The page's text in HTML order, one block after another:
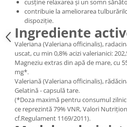
Pentru antrenament
Mama si copilul
Produse pentru copii
Sarcina si alaptare
Ceaiuri Maté
Cafea verde
Ulei de Cocos
Ulei de cocos de uz alimentar
Ulei de cocos de uz cosmetic
Alte produse din Cocos
cusține relaxarea și un somn
contribuie la ameliorarea
dispoziție.
Ingrediente
Valeriana (Valeriana officinalis),
uscat, cu min 0,8% acizi valerianici:
Magneziu extras din apă de mare, cu
mg*.
Valeriană (Valeriana officinalis),
Gelatină - capsulă tare.
(*Doza maximă pentru consumul zilnic
ce reprezintă 79% VNR, Valori
cf.Regulament 1169/2011).